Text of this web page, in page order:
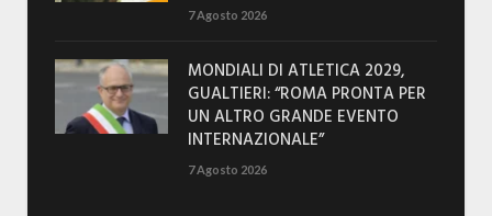
7 Agosto 2026
MONDIALI DI ATLETICA 2029,
GUALTIERI: “ROMA PRONTA PER
UN ALTRO GRANDE EVENTO
INTERNAZIONALE”
7 Agosto 2026